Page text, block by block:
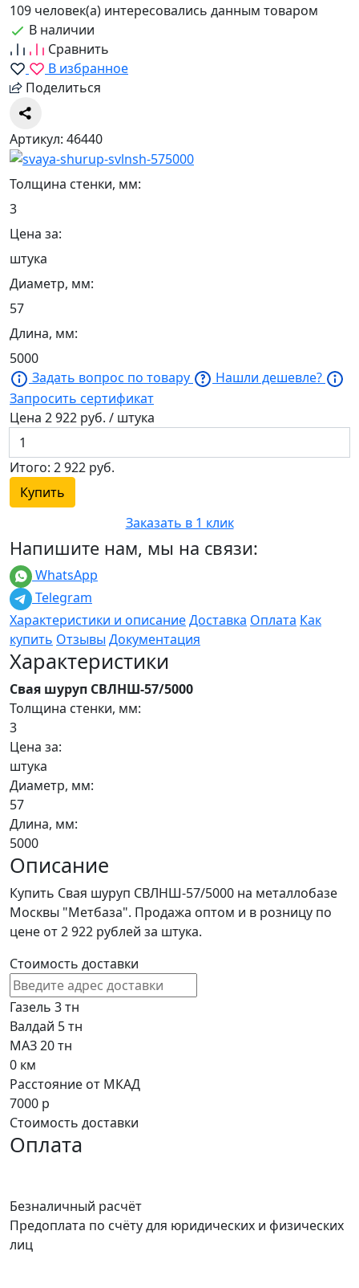
109 человек(а) интересовались данным товаром
В наличии
Сравнить
В избранное
Поделиться
Артикул: 46440
Толщина стенки, мм:
3
Цена за:
штука
Диаметр, мм:
57
Длина, мм:
5000
Задать вопрос по товару
Нашли дешевле?
Запросить сертификат
Цена 2 922 руб. / штука
Итого: 2 922 руб.
Купить
Заказать в 1 клик
Напишите нам, мы на связи:
WhatsApp
Telegram
Характеристики и описаниеДоставка Оплата Как
купить Отзывы Документация
Характеристики
Свая шуруп СВЛНШ-57/5000
Толщина стенки, мм:
3
Цена за:
штука
Диаметр, мм:
57
Длина, мм:
5000
Описание
Купить Свая шуруп СВЛНШ-57/5000 на металлобазе
Москвы "Метбаза". Продажа оптом и в розницу по
цене от 2 922 рублей за штука.
Стоимость доставки
Газель 3 тн
Валдай 5 тн
МАЗ 20 тн
0 км
Расстояние от МКАД
7000 р
Стоимость доставки
Оплата
Безналичный расчёт
Предоплата по счёту для юридических и физических
лиц